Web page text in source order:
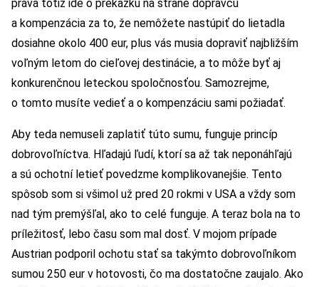
práva totiž ide o prekážku na strane dopravcu
a kompenzácia za to, že nemôžete nastúpiť do lietadla
dosiahne okolo 400 eur, plus vás musia dopraviť najbližším
voľným letom do cieľovej destinácie, a to môže byť aj
konkurenčnou leteckou spoločnosťou. Samozrejme,
o tomto musíte vedieť a o kompenzáciu sami požiadať.
Aby teda nemuseli zaplatiť túto sumu, funguje princíp
dobrovoľníctva. Hľadajú ľudí, ktorí sa až tak neponáhľajú
a sú ochotní letieť povedzme komplikovanejšie. Tento
spôsob som si všimol už pred 20 rokmi v USA a vždy som
nad tým premýšľal, ako to celé funguje. A teraz bola na to
príležitosť, lebo času som mal dosť. V mojom prípade
Austrian podporil ochotu stať sa takýmto dobrovoľníkom
sumou 250 eur v hotovosti, čo ma dostatočne zaujalo. Ako